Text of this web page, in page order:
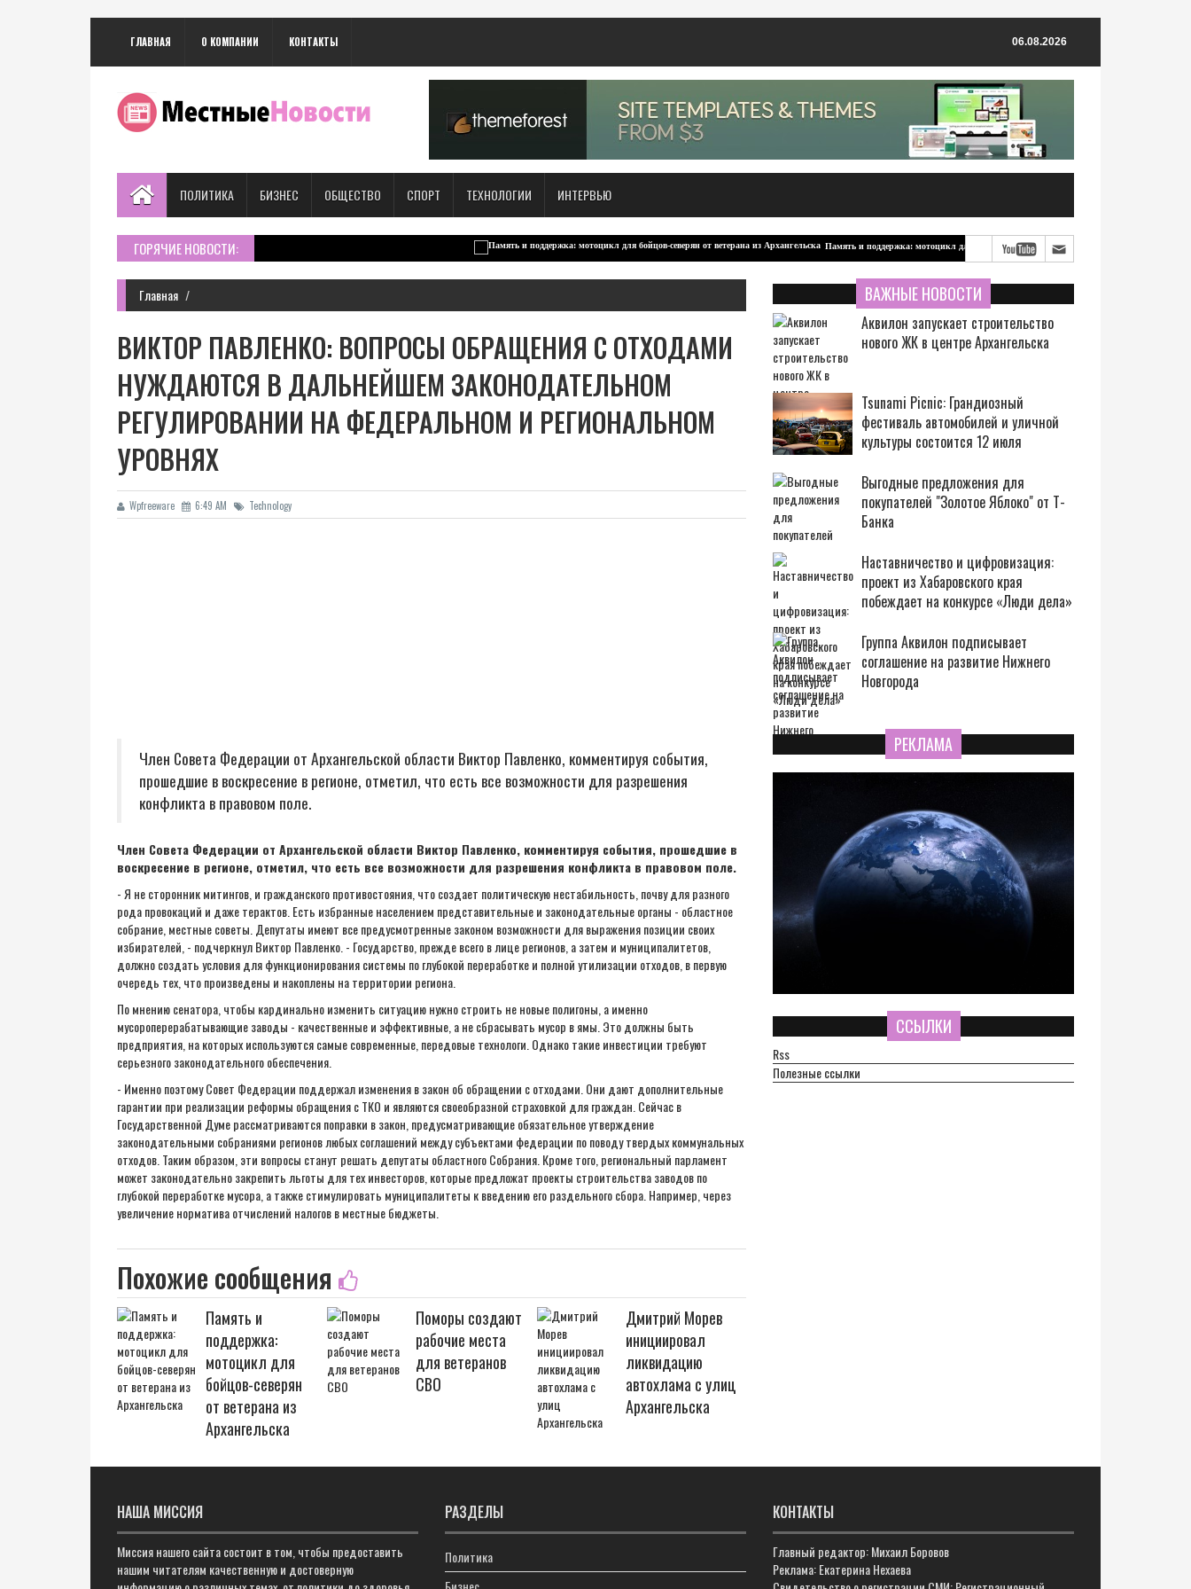
ГЛАВНАЯ О КОМПАНИИ КОНТАКТЫ 06.08.2026
ПОЛИТИКА БИЗНЕС ОБЩЕСТВО СПОРТ ТЕХНОЛОГИИ ИНТЕРВЬЮ
ГОРЯЧИЕ НОВОСТИ: Память и поддержка: мотоцикл для бойцов-северян от ветерана из Архангельска
Главная
ВИКТОР ПАВЛЕНКО: ВОПРОСЫ ОБРАЩЕНИЯ С ОТХОДАМИ
НУЖДАЮТСЯ В ДАЛЬНЕЙШЕМ ЗАКОНОДАТЕЛЬНОМ
РЕГУЛИРОВАНИИ НА ФЕДЕРАЛЬНОМ И РЕГИОНАЛЬНОМ
УРОВНЯХ
Wpfreeware 6:49 AM Technology
Член Совета Федерации от Архангельской области Виктор Павленко, комментируя события,
прошедшие в воскресение в регионе, отметил, что есть все возможности для разрешения
конфликта в правовом поле.
Член Совета Федерации от Архангельской области Виктор Павленко, комментируя события, прошедшие в
воскресение в регионе, отметил, что есть все возможности для разрешения конфликта в правовом поле.
- Я не сторонник митингов, и гражданского противостояния, что создает политическую нестабильность, почву для разного
рода провокаций и даже терактов. Есть избранные населением представительные и законодательные органы - областное
собрание, местные советы. Депутаты имеют все предусмотренные законом возможности для выражения позиции своих
избирателей, - подчеркнул Виктор Павленко. - Государство, прежде всего в лице регионов, а затем и муниципалитетов,
должно создать условия для функционирования системы по глубокой переработке и полной утилизации отходов, в первую
очередь тех, что произведены и накоплены на территории региона.
По мнению сенатора, чтобы кардинально изменить ситуацию нужно строить не новые полигоны, а именно
мусороперерабатывающие заводы - качественные и эффективные, а не сбрасывать мусор в ямы. Это должны быть
предприятия, на которых используются самые современные, передовые технологи. Однако такие инвестиции требуют
серьезного законодательного обеспечения.
- Именно поэтому Совет Федерации поддержал изменения в закон об обращении с отходами. Они дают дополнительные
гарантии при реализации реформы обращения с ТКО и являются своеобразной страховкой для граждан. Сейчас в
Государственной Думе рассматриваются поправки в закон, предусматривающие обязательное утверждение
законодательными собраниями регионов любых соглашений между субъектами федерации по поводу твердых коммунальных
отходов. Таким образом, эти вопросы станут решать депутаты областного Собрания. Кроме того, региональный парламент
может законодательно закрепить льготы для тех инвесторов, которые предложат проекты строительства заводов по
глубокой переработке мусора, а также стимулировать муниципалитеты к введению его раздельного сбора. Например, через
увеличение норматива отчислений налогов в местные бюджеты.
Похожие сообщения
Память и
поддержка:
мотоцикл для
бойцов-северян
от ветерана из
Архангельска
Поморы создают
рабочие места
для ветеранов
СВО
Дмитрий Морев
инициировал
ликвидацию
автохлама с улиц
Архангельска
ВАЖНЫЕ НОВОСТИ
Аквилон запускает строительство
нового ЖК в центре Архангельска
Tsunami Picnic: Грандиозный
фестиваль автомобилей и уличной
культуры состоится 12 июля
Выгодные предложения для
покупателей "Золотое Яблоко" от Т-
Банка
Наставничество и цифровизация:
проект из Хабаровского края
побеждает на конкурсе «Люди дела»
Группа Аквилон подписывает
соглашение на развитие Нижнего
Новгорода
РЕКЛАМА
ССЫЛКИ
Rss
Полезные ссылки
НАША МИССИЯ
Миссия нашего сайта состоит в том, чтобы предоставить
нашим читателям качественную и достоверную
РАЗДЕЛЫ
Политика
КОНТАКТЫ
Главный редактор: Михаил Боровов
Реклама: Екатерина Нехаева